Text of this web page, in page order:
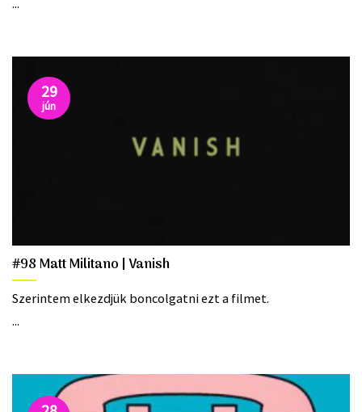
#98 Matt Militano | Vanish
Szerintem elkezdjük boncolgatni ezt a filmet.
...
29
jún